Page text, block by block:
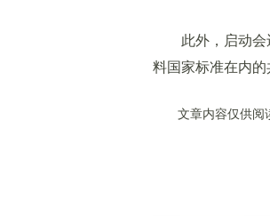
此外，启动会还
料国家标准在内的
文章内容仅供阅读